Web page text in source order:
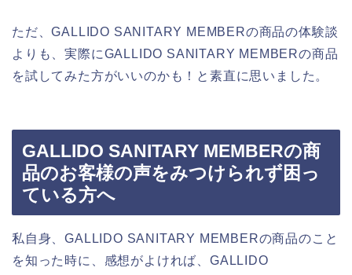
ただ、GALLIDO SANITARY MEMBERの商品の体験談
よりも、実際にGALLIDO SANITARY MEMBERの商品
を試してみた方がいいのかも！と素直に思いました。
GALLIDO SANITARY MEMBERの商
品のお客様の声をみつけられず困っ
ている方へ
私自身、GALLIDO SANITARY MEMBERの商品のこと
を知った時に、感想がよければ、GALLIDO